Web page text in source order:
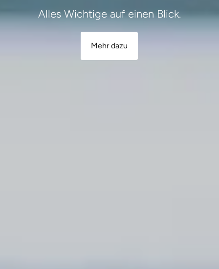
Alles Wichtige auf einen Blick.
Mehr dazu